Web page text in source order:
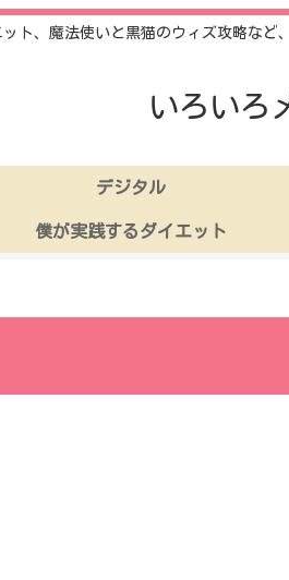
ト、魔法使いと黒猫のウィズ攻略など
いろいろ
デジタル
僕が実践するダイエット